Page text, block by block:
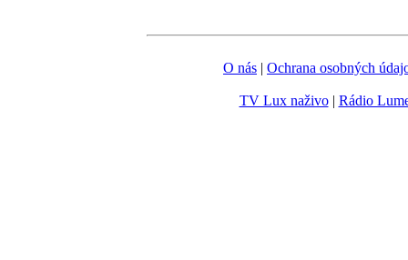
O nás | Ochrana osobných
TV Lux naživo| Rádio